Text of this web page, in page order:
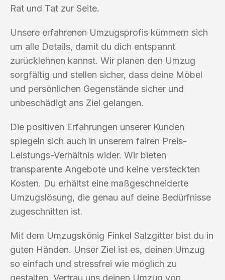
Rat und Tat zur Seite.
Unsere erfahrenen Umzugsprofis kümmern sich
um alle Details, damit du dich entspannt
zurücklehnen kannst. Wir planen den Umzug
sorgfältig und stellen sicher, dass deine Möbel
und persönlichen Gegenstände sicher und
unbeschädigt ans Ziel gelangen.
Die positiven Erfahrungen unserer Kunden
spiegeln sich auch in unserem fairen Preis-
Leistungs-Verhältnis wider. Wir bieten
transparente Angebote und keine versteckten
Kosten. Du erhältst eine maßgeschneiderte
Umzugslösung, die genau auf deine Bedürfnisse
zugeschnitten ist.
Mit dem Umzugskönig Finkel Salzgitter bist du in
guten Händen. Unser Ziel ist es, deinen Umzug
so einfach und stressfrei wie möglich zu
gestalten. Vertrau uns deinen Umzug von